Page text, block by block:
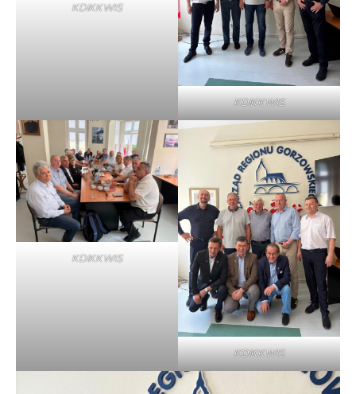
KDiKKWIS
KDiKKWIS
KDiKKWIS
KDiKKWIS